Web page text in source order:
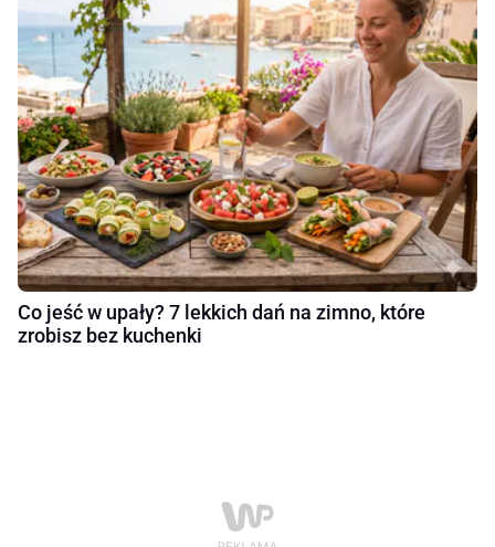
Co jeść w upały? 7 lekkich dań na zimno, które
zrobisz bez kuchenki